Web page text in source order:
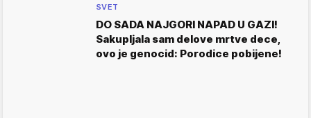
SVET
DO SADA NAJGORI NAPAD U GAZI!
Sakupljala sam delove mrtve dece,
ovo je genocid: Porodice pobijene!